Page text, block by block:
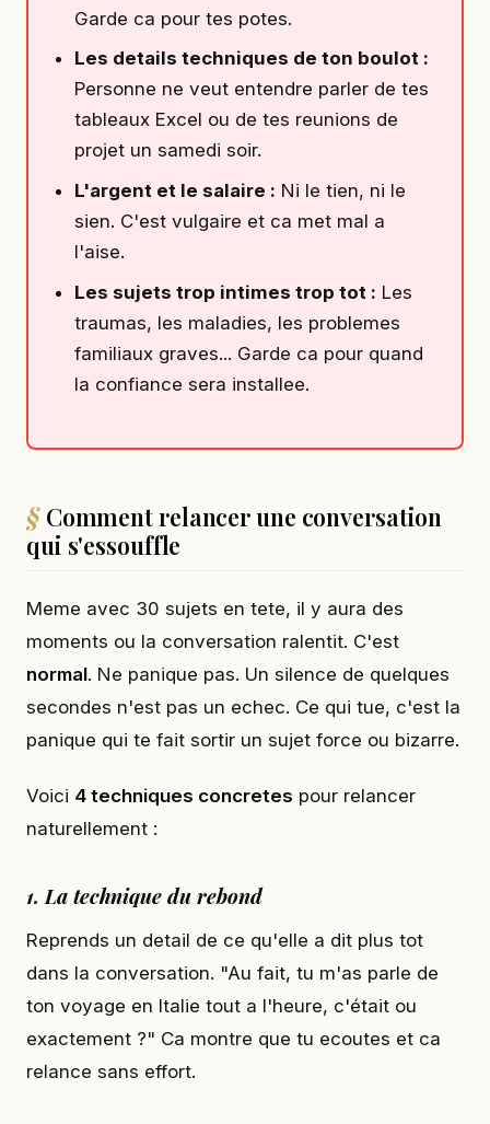
Garde ca pour tes potes.
Les details techniques de ton boulot :
Personne ne veut entendre parler de tes
tableaux Excel ou de tes reunions de
projet un samedi soir.
L'argent et le salaire : Ni le tien, ni le
sien. C'est vulgaire et ca met mal a
l'aise.
Les sujets trop intimes trop tot : Les
traumas, les maladies, les problemes
familiaux graves... Garde ca pour quand
la confiance sera installee.
Comment relancer une conversation
qui s'essouffle
Meme avec 30 sujets en tete, il y aura des
moments ou la conversation ralentit. C'est
normal. Ne panique pas. Un silence de quelques
secondes n'est pas un echec. Ce qui tue, c'est la
panique qui te fait sortir un sujet force ou bizarre.
Voici 4 techniques concretes pour relancer
naturellement :
1. La technique du rebond
Reprends un detail de ce qu'elle a dit plus tot
dans la conversation. "Au fait, tu m'as parle de
ton voyage en Italie tout a l'heure, c'était ou
exactement ?" Ca montre que tu ecoutes et ca
relance sans effort.